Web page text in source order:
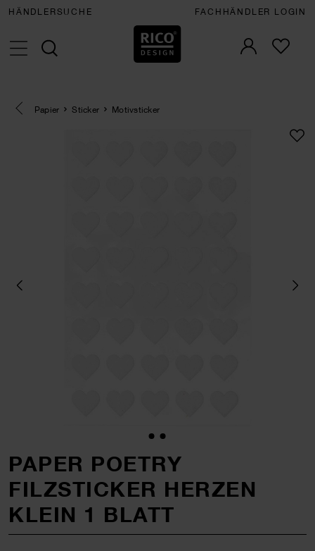
HÄNDLERSUCHE FACHHÄNDLER LOGIN
Eine Kategorie zurück navigieren
Papier Sticker Motivsticker
PAPER POETRY
FILZSTICKER HERZEN
KLEIN 1 BLATT